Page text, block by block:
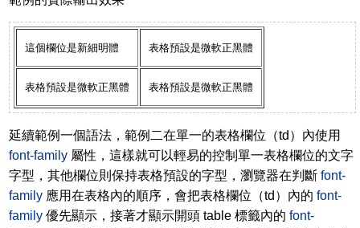
這個欄位是新細明體 表格預設是微軟正黑體
表格預設是微軟正黑體 表格預設是微軟正黑體
延續範例一個語法，範例二在單一的表格欄位（td）內使用
font-family 屬性，這樣就可以輕易的控制單一表格欄位的文字
字型，其他欄位則保持表格預設的字型，瀏覽器在判斷 font-
family 應用在表格內的順序，會把表格欄位（td）內的 font-
family 優先顯示，接著才顯示開頭 table 標籤內的 font-